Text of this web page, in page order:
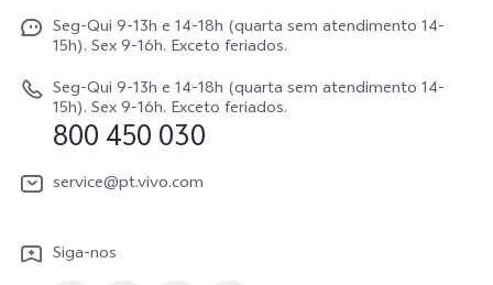
V70
V70 FE
Watch GT 2
Atualização do sistema
Manual do utilizador
Atualizar registo
Política de garantia
Carreiras ao vivo
Avisos legais
Sobre nós
Seg-Qui 9-13h e 14-18h (quarta sem atendimento 14-
15h). Sex 9-16h. Exceto feriados.
Seg-Qui 9-13h e 14-18h (quarta sem atendimento 14-
15h). Sex 9-16h. Exceto feriados.
800 450 030
service@pt.vivo.com
Siga-nos